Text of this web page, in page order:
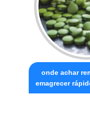
onde achar
emagrecer